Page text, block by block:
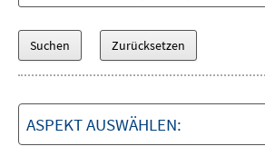
ASPEKT AUSWÄHLEN: